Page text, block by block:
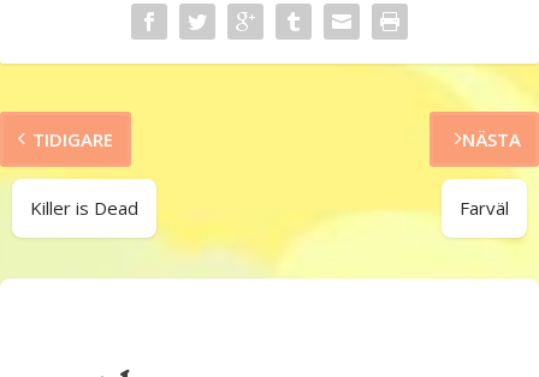
TIDIGARE
Killer is Dead
NÄSTA
Farväl